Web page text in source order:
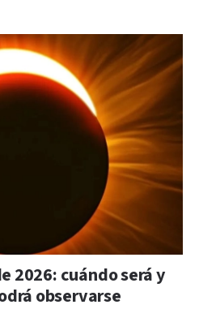
2026: cuándo será y
observarse